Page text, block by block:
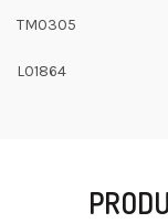
TM0305
L01864